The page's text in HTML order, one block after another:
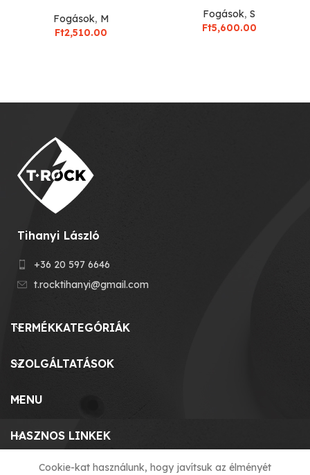
Fogások, M
Ft2,510.00
Fogások, S
Ft5,600.00
Tihanyi László
+36 20 597 6646
t.rocktihanyi@gmail.com
TERMÉKKATEGÓRIÁK
SZOLGÁLTATÁSOK
MENU
HASZNOS LINKEK
Cookie-kat használunk, hogy javítsuk az élményét